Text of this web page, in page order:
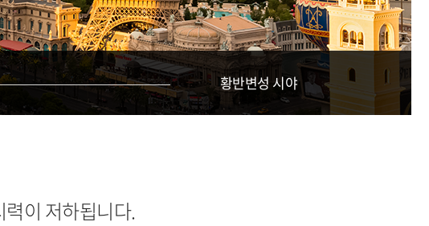
황반변성 시야
이 저하됩니다.